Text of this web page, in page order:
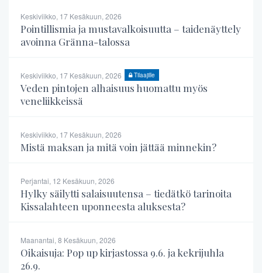
Keskiviikko, 17 Kesäkuun, 2026
Pointillismia ja mustavalkoisuutta – taidenäyttely
avoinna Gränna-talossa
Keskiviikko, 17 Kesäkuun, 2026 Tilaajille
Veden pintojen alhaisuus huomattu myös
veneliikkeissä
Keskiviikko, 17 Kesäkuun, 2026
Mistä maksan ja mitä voin jättää minnekin?
Perjantai, 12 Kesäkuun, 2026
Hylky säilytti salaisuutensa – tiedätkö tarinoita
Kissalahteen uponneesta aluksesta?
Maanantai, 8 Kesäkuun, 2026
Oikaisuja: Pop up kirjastossa 9.6. ja kekrijuhla
26.9.